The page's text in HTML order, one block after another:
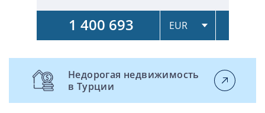
1 400 693
Недорогая недвижимость
в Турции